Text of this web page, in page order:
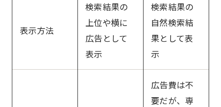
表示方法
検索結果の
上位や横に
広告として
表示
検索結果の
自然検索結
果として表
示
広告費は不
要だが、専